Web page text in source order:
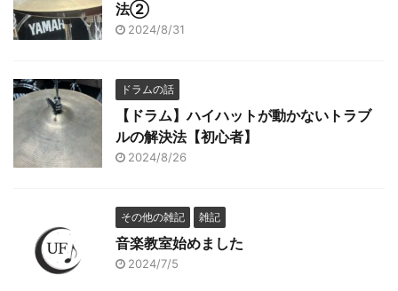
法②
2024/8/31
ドラムの話
【ドラム】ハイハットが動かないトラブ
ルの解決法【初心者】
2024/8/26
その他の雑記 雑記
音楽教室始めました
2024/7/5